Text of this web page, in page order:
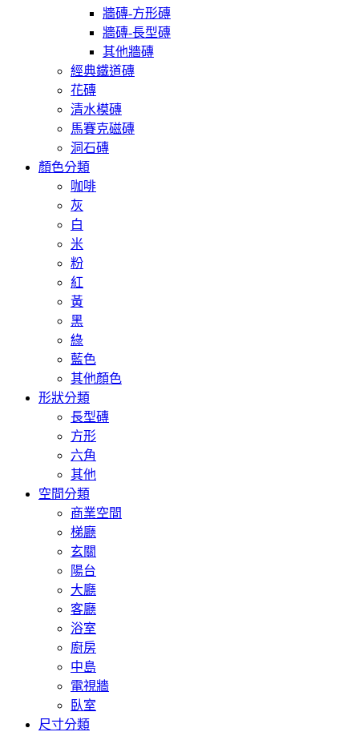
牆磚-方形磚
牆磚-長型磚
其他牆磚
經典鐵道磚
花磚
清水模磚
馬賽克磁磚
洞石磚
顏色分類
咖啡
灰
白
米
粉
紅
黃
黑
綠
藍色
其他顏色
形狀分類
長型磚
方形
六角
其他
空間分類
商業空間
梯廳
玄關
陽台
大廳
客廳
浴室
廚房
中島
電視牆
臥室
尺寸分類